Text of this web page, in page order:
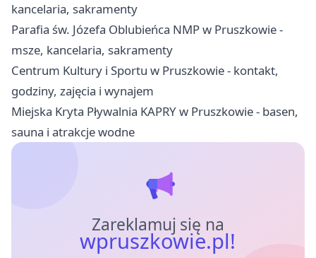
kancelaria, sakramenty
Parafia św. Józefa Oblubieńca NMP w Pruszkowie -
msze, kancelaria, sakramenty
Centrum Kultury i Sportu w Pruszkowie - kontakt,
godziny, zajęcia i wynajem
Miejska Kryta Pływalnia KAPRY w Pruszkowie - basen,
sauna i atrakcje wodne
Zareklamuj się na
wpruszkowie.pl!